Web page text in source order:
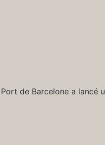
de Barcelone a lancé